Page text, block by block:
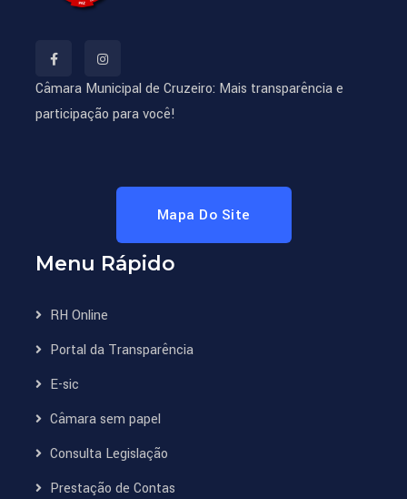
Câmara Municipal de Cruzeiro: Mais transparência e
participação para você!
Mapa Do Site
Menu Rápido
RH Online
Portal da Transparência
E-sic
Câmara sem papel
Consulta Legislação
Prestação de Contas